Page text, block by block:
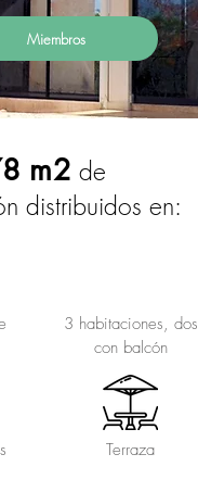
Miembros
m2 de
distribuidos en:
3 habitaciones, dos
con balcón
Terraza